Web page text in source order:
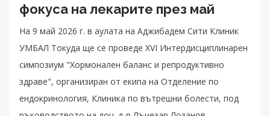
фокуса на лекарите през май
На 9 май 2026 г. в аулата на Аджибадем Сити Клиник
УМБАЛ Токуда ще се проведе XVI Интердисциплинарен
симпозиум "Хормонален баланс и репродуктивно
здраве", организиран от екипа на Отделение по
ендокринология, Клиника по вътрешни болести, под